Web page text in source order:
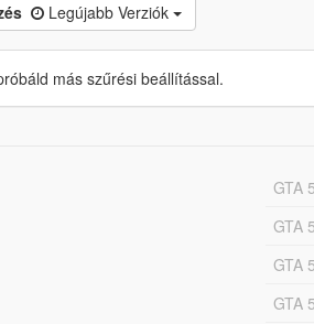
Legújabb Verziók
más szűrési beállítással.
GTA
GTA
GTA
GTA